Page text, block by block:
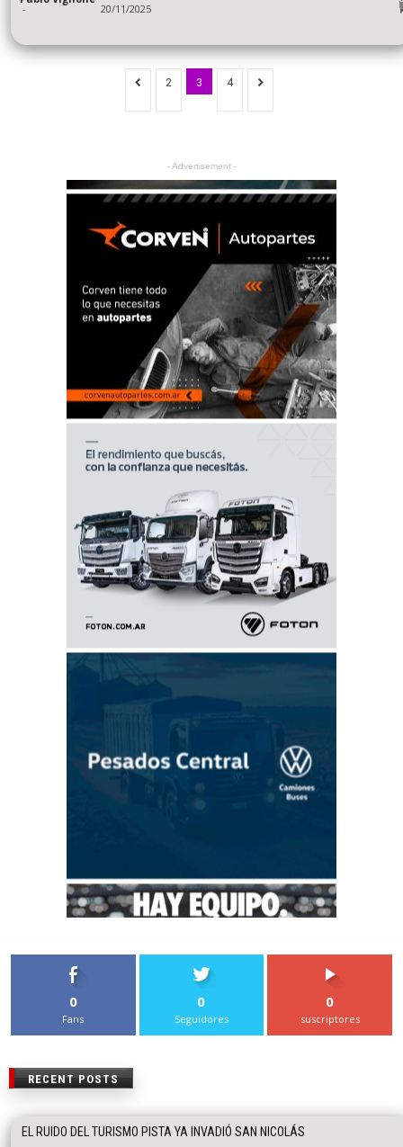
- 20/11/2025
2 3 4
- Advertisement -
0
Fans
0
Seguidores
0
suscriptores
RECENT POSTS
EL RUIDO DEL TURISMO PISTA YA INVADIÓ SAN NICOLÁS